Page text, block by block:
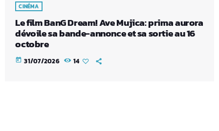
CINÉMA
Le film BanG Dream! Ave Mujica: prima aurora
dévoile sa bande-annonce et sa sortie au 16
octobre
today 31/07/2026 14